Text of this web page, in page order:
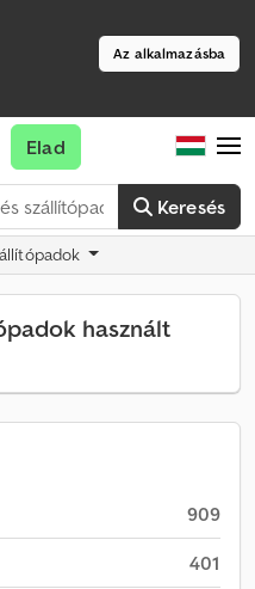
Az alkalmazásba
Keresés
Elad
használt
909
401